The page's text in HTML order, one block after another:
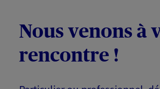
Nous venons à
rencontre !